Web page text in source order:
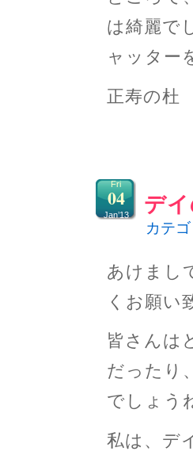
は綺麗で
ャッター
正寿の
デ
Fri
04
Jan’13
カテ
あけまし
くお願い
皆さんは
だったり
でしょう
私は、デ